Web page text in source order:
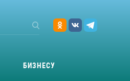
БИЗНЕСУ